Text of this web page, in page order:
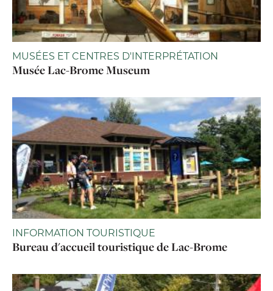
MUSÉES ET CENTRES D'INTERPRÉTATION
Musée Lac-Brome Museum
INFORMATION TOURISTIQUE
Bureau d'accueil touristique de Lac-Brome